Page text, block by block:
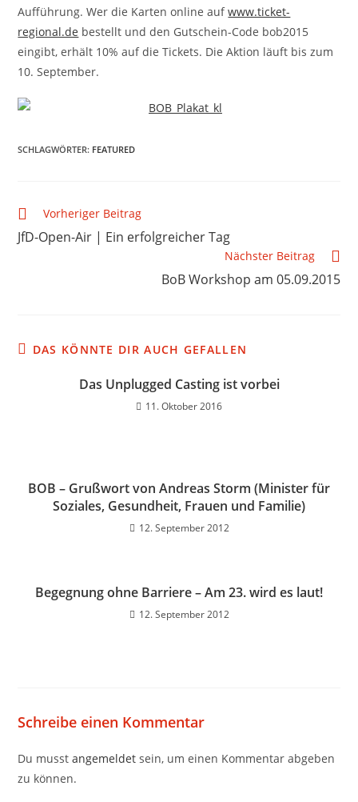
Aufführung. Wer die Karten online aufwww.ticket-
regional.de bestellt und den Gutschein-Code bob2015
eingibt, erhält 10% auf die Tickets. Die Aktion läuft bis zum
10. September.
SCHLAGWÖRTER: FEATURED
Vorheriger Beitrag
JfD-Open-Air | Ein erfolgreicher Tag
Nächster Beitrag
BoB Workshop am 05.09.2015
DAS KÖNNTE DIR AUCH GEFALLEN
Das Unplugged Casting ist vorbei
11. Oktober 2016
BOB – Grußwort von Andreas Storm (Minister für
Soziales, Gesundheit, Frauen und Familie)
12. September 2012
Begegnung ohne Barriere – Am 23. wird es laut!
12. September 2012
Schreibe einen Kommentar
Du musstangemeldet sein, um einen Kommentar abgeben
zu können.